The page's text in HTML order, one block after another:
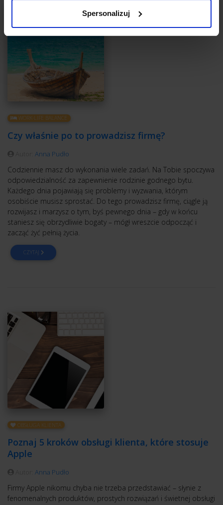
Spersonalizuj
WORK-LIFE BALANCE
Czy właśnie po to prowadzisz firmę?
Anna Pudło
Codziennie masz do wykonania wiele zadań. Na Tobie spoczywa
odpowiedzialność za zapewnienie rodzinie godnego bytu.
Każdego dnia pojawiają się problemy i wyzwania, którym
osobiście musisz sprostać. Do tego prowadzisz firmę, ciągle ją
rozwijasz i marzysz o tym, byś pewnego dnia – gdy w końcu
staniesz się obrzydliwie bogaty – mógł wreszcie odpocząć i
zacząć żyć pełnią życia.
CZYTAJ
OBSŁUGA KLIENTA
Poznaj 5 kroków obsługi klienta, które stosuje
Apple
Anna Pudło
Firmy Apple nikomu chyba nie trzeba przedstawiać – słynie z
fenomenalnych produktów, prostych rozwiązań i świetnej obsługi